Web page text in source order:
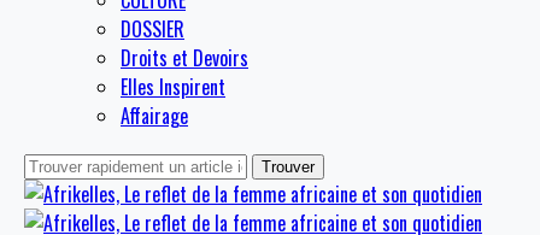
DOSSIER
Droits et Devoirs
Elles Inspirent
Affairage